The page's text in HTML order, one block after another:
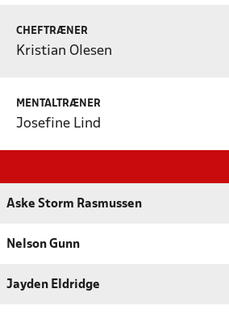
CHEFTRÆNER
Kristian Olesen
MENTALTRÆNER
Josefine Lind
Aske Storm Rasmussen
Nelson Gunn
Jayden Eldridge